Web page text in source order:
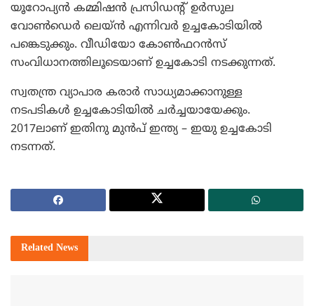
യൂറോപ്യന്‍ കമ്മിഷന്‍ പ്രസിഡന്റ് ഉര്‍സുല
വോണ്‍ഡെര്‍ ലെയ്ന്‍ എന്നിവര്‍ ഉച്ചകോടിയില്‍
പങ്കെടുക്കും. വീഡിയോ കോണ്‍ഫറന്‍സ്
സംവിധാനത്തിലൂടെയാണ് ഉച്ചകോടി നടക്കുന്നത്.
സ്വതന്ത്ര വ്യാപാര കരാര്‍ സാധ്യമാക്കാനുള്ള
നടപടികള്‍ ഉച്ചകോടിയില്‍ ചര്‍ച്ചയായേക്കും.
2017ലാണ് ഇതിനു മുന്‍പ് ഇന്ത്യ – ഇയു ഉച്ചകോടി
നടന്നത്.
Related News